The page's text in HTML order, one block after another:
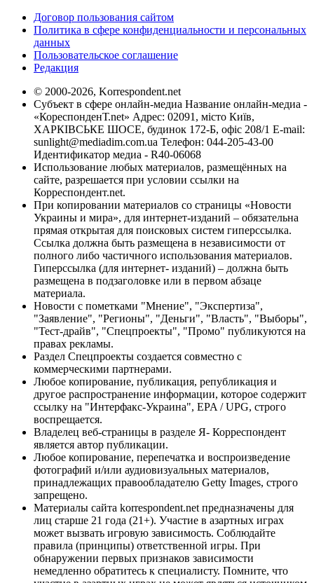
Договор пользования сайтом
Политика в сфере конфиденциальности и персональных
данных
Пользовательское соглашение
Редакция
© 2000-2026, Korrespondent.net
Субъект в сфере онлайн-медиа Название онлайн-медиа -
«КореспонденТ.net» Адрес: 02091, місто Київ,
ХАРКІВСЬКЕ ШОСЕ, будинок 172-Б, офіс 208/1 E-mail:
sunlight@mediadim.com.ua Телефон: 044-205-43-00
Идентификатор медиа - R40-06068
Использование любых материалов, размещённых на
сайте, разрешается при условии ссылки на
Корреспондент.net.
При копировании материалов со страницы «Новости
Украины и мира», для интернет-изданий – обязательна
прямая открытая для поисковых систем гиперссылка.
Ссылка должна быть размещена в независимости от
полного либо частичного использования материалов.
Гиперссылка (для интернет- изданий) – должна быть
размещена в подзаголовке или в первом абзаце
материала.
Новости с пометками "Мнение", "Экспертиза",
"Заявление", "Регионы", "Деньги", "Власть", "Выборы",
"Тест-драйв", "Спецпроекты", "Промо" публикуются на
правах рекламы.
Раздел Спецпроекты создается совместно с
коммерческими партнерами.
Любое копирование, публикация, републикация и
другое распространение информации, которое содержит
ссылку на "Интерфакс-Украина", EPA / UPG, строго
воспрещается.
Владелец веб-страницы в разделе Я- Корреспондент
является автор публикации.
Любое копирование, перепечатка и воспроизведение
фотографий и/или аудиовизуальных материалов,
принадлежащих правообладателю Getty Images, строго
запрещено.
Материалы сайта korrespondent.net предназначены для
лиц старше 21 года (21+). Участие в азартных играх
может вызвать игровую зависимость. Соблюдайте
правила (принципы) ответственной игры. При
обнаружении первых признаков зависимости
немедленно обратитесь к специалисту. Помните, что